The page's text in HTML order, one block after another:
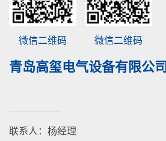
微信二维码 微信二维码
青岛高玺电气设备有限公司
联系人：杨经理